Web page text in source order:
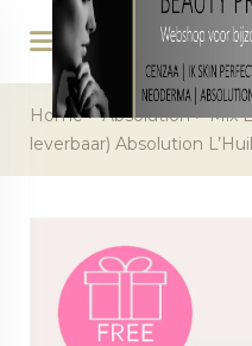
Home>Absolution>Mix
leverbaar) Absolution